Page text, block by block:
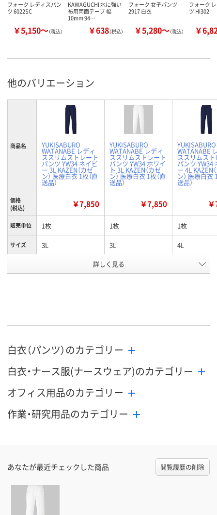
フォーク レディスパン
ツ 6022SC
￥5,150～（税込）
KAWAGUCHI 水に強い
布用両面テープ 幅
10mm 94…
￥638（税込）
フォーク 女子パンツ
2917 白衣
￥5,280～（税込）
フォーク
ツ HI302
￥
他のバリエーション
商品名 YUKISABURO
WATANABE レディ
ススリムストレート
パンツ YW34 ネイビ
ー 3L KAZEN（カゼ
ン） 医療白衣 1枚（直
送品）
YUKISABURO
WATANABE レディ
ススリムストレート
パンツ YW34 ホワイ
ト 3L KAZEN（カゼ
ン） 医療白衣 1枚（直
送品）
YUKISABURO
WATANABE
ススリムス
パンツ YW34
ー 4L KAZEN
ン） 医療白衣
送品）
価格
(税込)
￥7,850 ￥7,850
販売単位 1枚 1枚 1枚
サイズ 3L 3L 4L
ホワイト ネイビー
号
お届け日 8月24日（月） 8月24日（月） 8月24日（月）
数量
カゴへ
数量
カゴへ カ
詳しく見る
白衣（パンツ）のカテゴリー
白衣・ナース服(ナースウェア)のカテゴリー
オフィス用品のカテゴリー
作業・研究用品のカテゴリー
あなたが最近チェックした商品 閲覧履歴の削除